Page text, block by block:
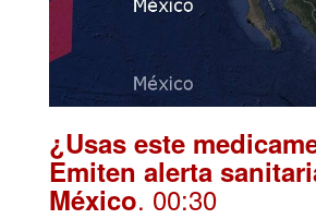
¿Usas este
Emiten alerta
México. 00:30